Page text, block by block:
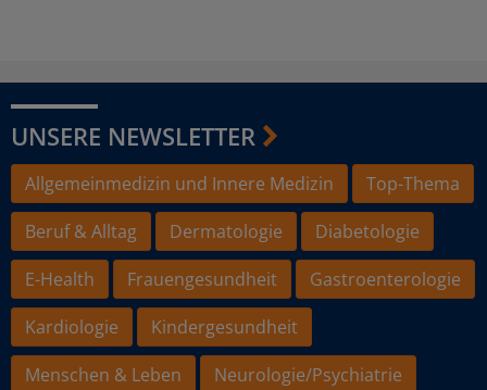
UNSERE NEWSLETTER
Allgemeinmedizin und Innere Medizin
Top-Thema
Beruf & Alltag
Dermatologie
Diabetologie
E-Health
Frauengesundheit
Gastroenterologie
Kardiologie
Kindergesundheit
Menschen & Leben
Neurologie/Psychiatrie